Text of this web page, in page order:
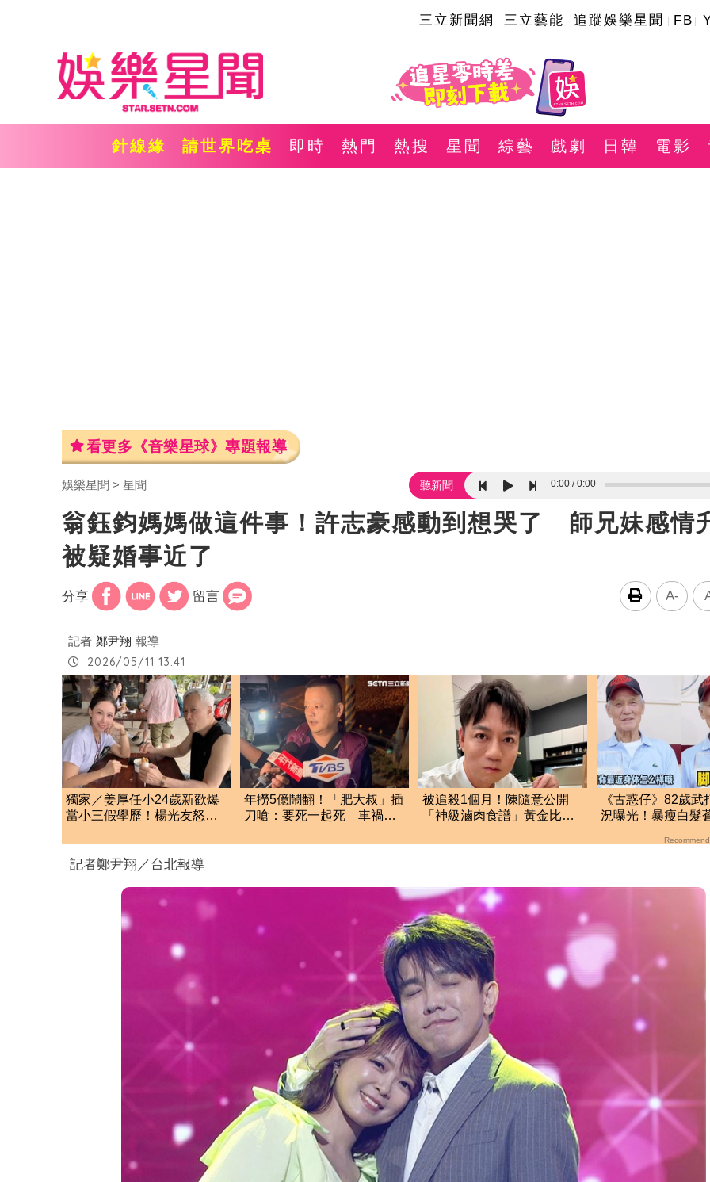
三立新聞網 三立藝能 追蹤娛樂星聞 FB
針線緣 請世界吃桌 即時 熱門 熱搜 星聞 綜藝 戲劇 日韓 電影
看更多《音樂星球》專題報導
娛樂星聞 星聞 聽新聞 0:00 0:00
翁鈺鈞媽媽做這件事！許志豪感動到想哭了 師兄妹感情
被疑婚事近了
分享 留言 A-
記者 鄭尹翔 報導
2026/05/11 13:41
獨家／姜厚任小24歲新歡爆
當小三假學歷！楊光友怒揭
年撈5億鬧翻！「肥大叔」插
刀嗆：要死一起死 車禍
被追殺1個月！陳隨意公開
「神級滷肉食譜」黃金比例
《古惑仔》82歲武
況曝光！暴瘦白
記者鄭尹翔／台北報導